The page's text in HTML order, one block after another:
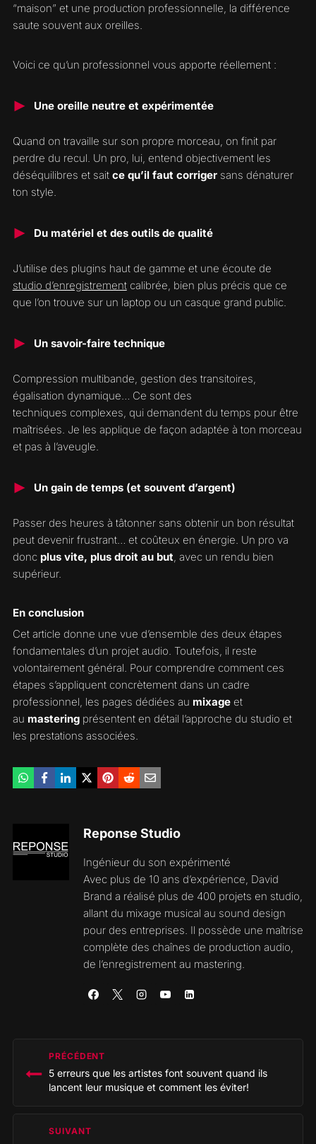
“maison” et une production professionnelle, la différence
saute souvent aux oreilles.
Voici ce qu’un professionnel vous apporte réellement :
Une oreille neutre et expérimentée
Quand on travaille sur son propre morceau, on finit par
perdre du recul. Un pro, lui, entend objectivement les
déséquilibres et sait ce qu’il faut corrigersans dénaturer
ton style.
Du matériel et des outils de qualité
J’utilise des plugins haut de gamme et une écoute de
studio d’enregistrementcalibrée, bien plus précis que ce
que l’on trouve sur un laptop ou un casque grand public.
Un savoir-faire technique
Compression multibande, gestion des transitoires,
égalisation dynamique… Ce sont des
techniques complexes, qui demandent du temps pour être
maîtrisées. Je les applique de façon adaptée à ton morceau
et pas à l’aveugle.
Un gain de temps (et souvent d’argent)
Passer des heures à tâtonner sans obtenir un bon résultat
peut devenir frustrant… et coûteux en énergie. Un pro va
donc plus vite, plus droit au but , avec un rendu bien
supérieur.
En conclusion
Cet article donne une vue d’ensemble des deux étapes
fondamentales d’un projet audio. Toutefois, il reste
volontairement général. Pour comprendre comment ces
étapes s’appliquent concrètement dans un cadre
professionnel, les pages dédiées au mixageet
au masteringprésentent en détail l’approche du studio et
les prestations associées.
Reponse Studio
Ingénieur du son expérimenté
Avec plus de 10 ans d’expérience, David
Brand a réalisé plus de 400 projets en studio,
allant du mixage musical au sound design
pour des entreprises. Il possède une maîtrise
complète des chaînes de production audio,
de l’enregistrement au mastering.
l’article
PRÉCÉDENT
5 erreurs que les artistes font souvent quand ils
lancent leur musique et comment les éviter!
SUIVANT